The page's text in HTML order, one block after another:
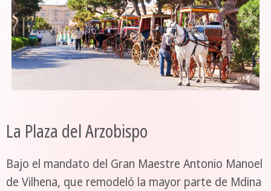
La Plaza del Arzobispo
Bajo el mandato del Gran Maestre Antonio Manoel
de Vilhena, que remodeló la mayor parte de Mdina